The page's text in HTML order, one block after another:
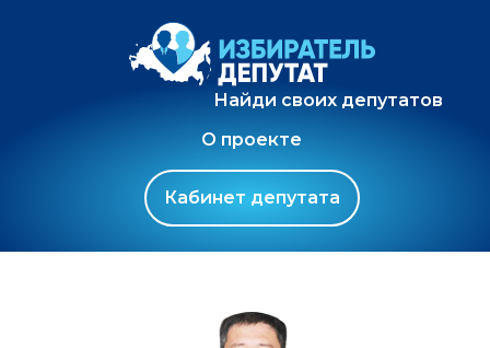
Найди своих депутатов
О проекте
Кабинет депутата